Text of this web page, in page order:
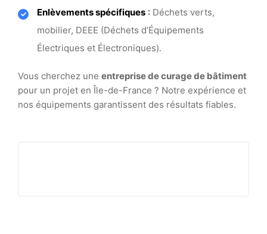
Enlèvements spécifiques : Déchets verts,
mobilier, DEEE (Déchets d’Équipements
Électriques et Électroniques).
Vous cherchez une entreprise de curage de bâtiment
pour un projet en Île-de-France ? Notre expérience et
nos équipements garantissent des résultats fiables.